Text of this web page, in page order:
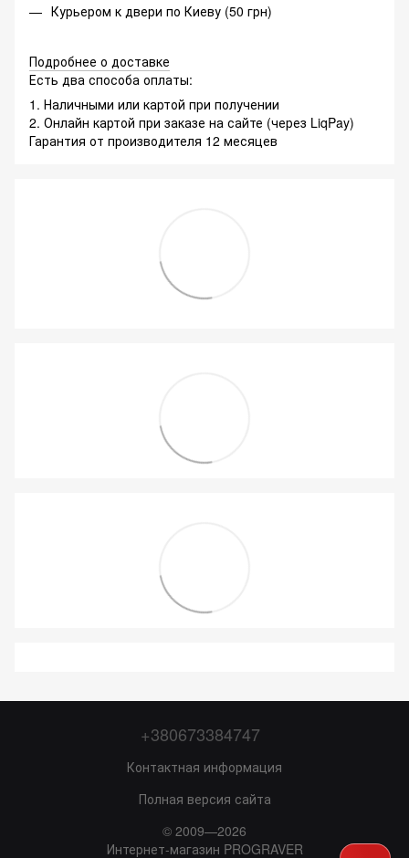
Курьером к двери по Киеву (50 грн)
Подробнее о доставке
Есть два способа оплаты:
1. Наличными или картой при получении
2. Онлайн картой при заказе на сайте (через LiqPay)
Гарантия от производителя 12 месяцев
+380673384747
Контактная информация
Полная версия сайта
© 2009—2026
Интернет-магазин PROGRAVER